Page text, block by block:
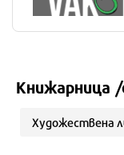
Книжарница
Художествена